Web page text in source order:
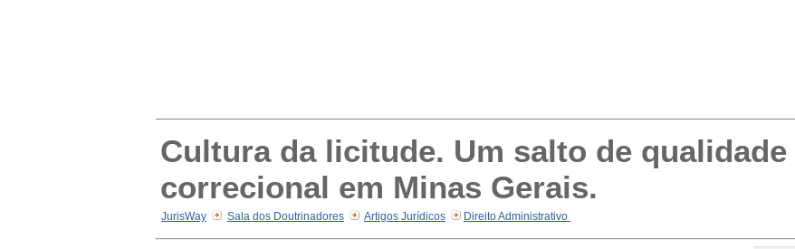
Cultura da licitude. Um salto de
correcional em Minas Gerais.
JurisWay Sala dos Doutrinadores Artigos Jurídicos Direito Administrativo